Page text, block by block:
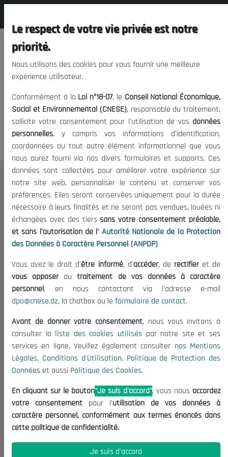
Nous vous prions de nous
excuser, mais l'accès à ce
contenu est restreint.
Le CNESE
A Propos
Le président
Organisation
Publications
Informations utiles
Appels d'offres et Consultations
Mentions Légales
Conditions d'Utilisation
Politique de Protection des Données
Politique des Cookies
Nous Contacter
(+213) 021 98 01 00|01|02
contact@cnese.dz
Suggestions ou Initiatives ?
Newsletter
dernières nouvelles.
Le respect de votre vie privée est notre
priorité.
Nous utilisons des cookies pour vous fournir une meilleure
expérience utilisateur.
Conformément à la Loi n°18-07, le Conseil National Économique,
Social et Environnemental (CNESE), responsable du traitement,
sollicite votre consentement pour l'utilisation de vos données
personnelles, y compris vos informations d'identification,
coordonnées ou tout autre élément informationnel que vous
nous aurez fourni via nos divers formulaires et supports. Ces
données sont collectées pour améliorer votre expérience sur
notre site web, personnaliser le contenu et conserver vos
préférences. Elles seront conservées uniquement pour la durée
nécessaire à leurs finalités et ne seront pas vendues, louées ni
échangées avec des tierssans votre consentement préalable,
et sans l'autorisation de l' Autorité Nationale de la Protection
des Données à Caractère Personnel (ANPDP)
Vous avez le droit d'être informé, d'accéder, de rectifieret de
vous opposerautraitement de vos données à caractère
personnel, en nous contactant via l'adresse e-mail
dpo@cnese.dz, la chatbox ou le formulaire de contact.
Avant de donner votre consentement, nous vous invitons à
consulter la liste des cookies utilisés par notre site et ses
services en ligne. Veuillez également consulter nos Mentions
Légales, Conditions d'Utilisation, Politique de Protection des
Données et aussi Politique des Cookies.
En cliquant sur le bouton"Je suis d'accord", vous nous accordez
votre consentement pour l'utilisation de vos données à
caractère personnel, conformément aux termes énoncés dans
cette politique de confidentialité.
Je suis d'accord